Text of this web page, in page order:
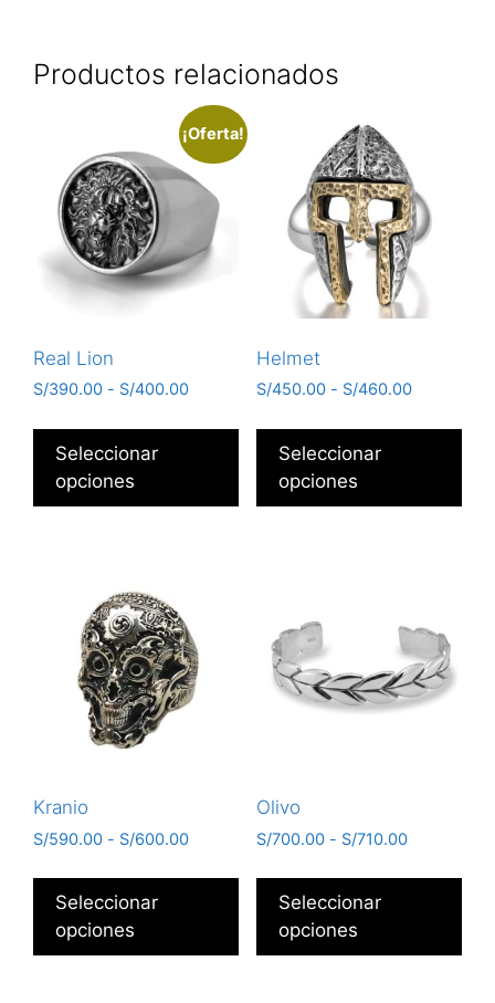
Productos relacionados
¡Oferta!
Real Lion
S/390.00 - S/400.00
Seleccionar
opciones
Helmet
S/450.00 - S/460.00
Seleccionar
opciones
Kranio
S/590.00 - S/600.00
Seleccionar
opciones
Olivo
S/700.00 - S/710.00
Seleccionar
opciones